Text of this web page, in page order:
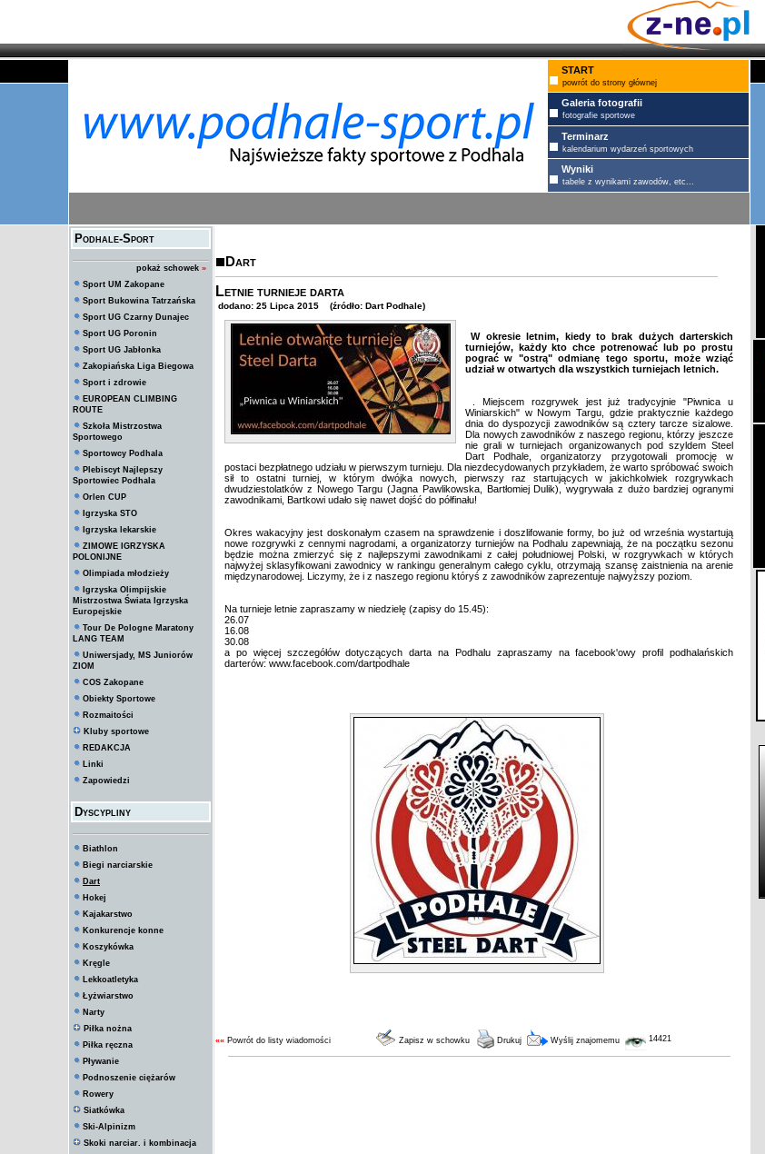
START
powrót do strony głównej
Galeria fotografii
fotografie sportowe
Terminarz
kalendarium wydarzeń sportowych
Wyniki
tabele z wynikami zawodów, etc...
Podhale-Sport
pokaż schowek »
Sport UM Zakopane
Sport Bukowina Tatrzańska
Sport UG Czarny Dunajec
Sport UG Poronin
Sport UG Jabłonka
Zakopiańska Liga Biegowa
Sport i zdrowie
EUROPEAN CLIMBING
ROUTE
Szkoła Mistrzostwa
Sportowego
Sportowcy Podhala
Plebiscyt Najlepszy
Sportowiec Podhala
Orlen CUP
Igrzyska STO
Igrzyska lekarskie
ZIMOWE IGRZYSKA
POLONIJNE
Olimpiada młodzieży
Igrzyska Olimpijskie
Mistrzostwa Świata Igrzyska
Europejskie
Tour De Pologne Maratony
LANG TEAM
Uniwersjady, MS Juniorów
ZIOM
COS Zakopane
Obiekty Sportowe
Rozmaitości
Kluby sportowe
REDAKCJA
Linki
Zapowiedzi
Dyscypliny
Biathlon
Biegi narciarskie
Dart
Hokej
Kajakarstwo
Konkurencje konne
Koszykówka
Kręgle
Lekkoatletyka
Łyżwiarstwo
Narty
Piłka nożna
Piłka ręczna
Pływanie
Podnoszenie ciężarów
Rowery
Siatkówka
Ski-Alpinizm
Skoki narciar. i kombinacja
Dart
Letnie turnieje darta
dodano: 25 Lipca 2015 (źródło: Dart Podhale)
W okresie letnim, kiedy to brak dużych darterskich
turniejów, każdy kto chce potrenować lub po prostu
pograć w "ostrą" odmianę tego sportu, może wziąć
udział w otwartych dla wszystkich turniejach letnich.
. Miejscem rozgrywek jest już tradycyjnie "Piwnica u
Winiarskich" w Nowym Targu, gdzie praktycznie każdego
dnia do dyspozycji zawodników są cztery tarcze sizalowe.
Dla nowych zawodników z naszego regionu, którzy jeszcze
nie grali w turniejach organizowanych pod szyldem Steel
Dart Podhale, organizatorzy przygotowali promocję w
postaci bezpłatnego udziału w pierwszym turnieju. Dla niezdecydowanych przykładem, że warto spróbować swoich
sił to ostatni turniej, w którym dwójka nowych, pierwszy raz startujących w jakichkolwiek rozgrywkach
dwudziestolatków z Nowego Targu (Jagna Pawlikowska, Bartłomiej Dulik), wygrywała z dużo bardziej ogranymi
zawodnikami, Bartkowi udało się nawet dojść do półfinału!
Okres wakacyjny jest doskonałym czasem na sprawdzenie i doszlifowanie formy, bo już od września wystartują
nowe rozgrywki z cennymi nagrodami, a organizatorzy turniejów na Podhalu zapewniają, że na początku sezonu
będzie można zmierzyć się z najlepszymi zawodnikami z całej południowej Polski, w rozgrywkach w których
najwyżej sklasyfikowani zawodnicy w rankingu generalnym całego cyklu, otrzymają szansę zaistnienia na arenie
międzynarodowej. Liczymy, że i z naszego regionu któryś z zawodników zaprezentuje najwyższy poziom.
Na turnieje letnie zapraszamy w niedzielę (zapisy do 15.45):
26.07
16.08
30.08
a po więcej szczegółów dotyczących darta na Podhalu zapraszamy na facebook'owy profil podhalańskich
darterów: www.facebook.com/dartpodhale
«« Powrót do listy wiadomości Zapisz w schowku Drukuj Wyślij znajomemu 14421